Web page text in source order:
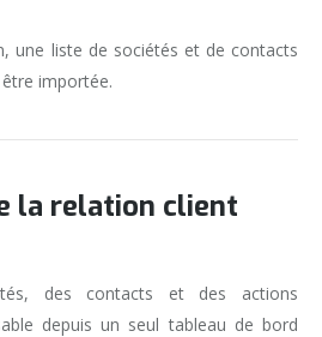
une liste de sociétés et de contacts
importée.
la relation client
des contacts et des actions
depuis un seul tableau de bord